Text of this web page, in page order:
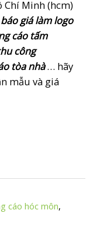
Minh (hcm)
báo giá làm logo
cáo tấm
công
tòa nhà… hãy
mẫu và giá
cáo hóc môn,